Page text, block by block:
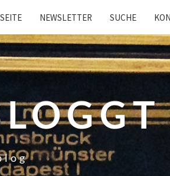
NEWSLETTER SUCHE